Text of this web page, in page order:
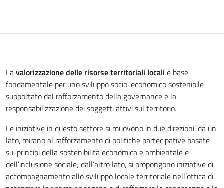
Lavalorizzazione delle risorse territoriali locali è base
fondamentale per uno sviluppo socio-economico sostenibile
supportato dal rafforzamento della governance e la
responsabilizzazione dei soggetti attivi sul territorio.
Le iniziative in questo settore si muovono in due direzioni: da un
lato, mirano al rafforzamento di politiche partecipative basate
sui principi della sostenibilità economica e ambientale e
dell’inclusione sociale; dall’altro lato, si propongono iniziative di
accompagnamento allo sviluppo locale territoriale nell’ottica di